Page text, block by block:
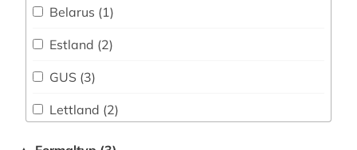
Belarus (1)
Estland (2)
GUS (3)
Lettland (2)
Litauen (2)